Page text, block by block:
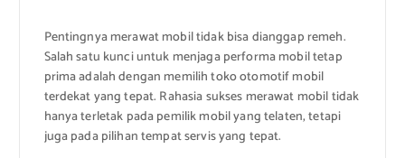
Pentingnya merawat mobil tidak bisa dianggap remeh.
Salah satu kunci untuk menjaga performa mobil tetap
prima adalah dengan memilih toko otomotif mobil
terdekat yang tepat. Rahasia sukses merawat mobil tidak
hanya terletak pada pemilik mobil yang telaten, tetapi
juga pada pilihan tempat servis yang tepat.